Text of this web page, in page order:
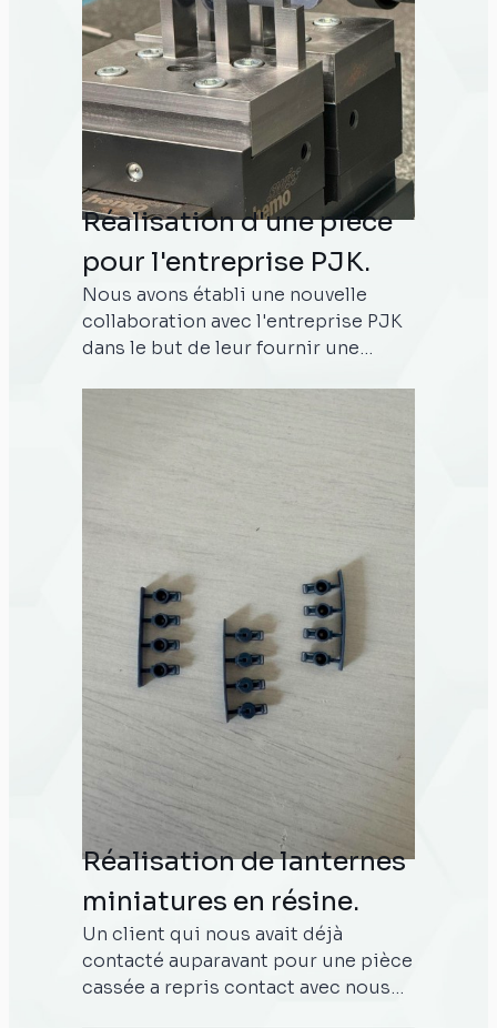
long de leur production. Nous
remercions l’entreprise PJK pour
leur confiance renouvelée.
Réalisation d'une pièce
pour l'entreprise PJK.
Nous avons établi une nouvelle
collaboration avec l'entreprise PJK
dans le but de leur fournir une
Bambu Lab X1 Carbone, nous avons
à servir comme premier modèle 3D,
vérifiant ainsi toutes les dimensions
requises selon le plan. Elle sera
utilisée par l'entreprise pour
effectuer un contrôle continu des
pièces tout au long de leur
production. L'équipe PJK a décidé
de nous faire confiance et nous en
sommes très reconnaissant.
Réalisation de lanternes
miniatures en résine.
Un client qui nous avait déjà
contacté auparavant pour une pièce
cassée a repris contact avec nous